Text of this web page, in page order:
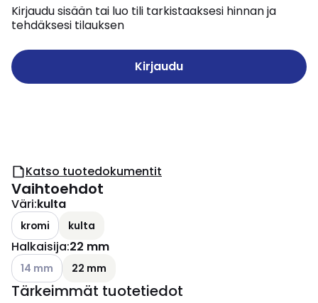
Kirjaudu sisään tai luo tili tarkistaaksesi hinnan ja
tehdäksesi tilauksen
Kirjaudu
Katso tuotedokumentit
Vaihtoehdot
Väri:kulta
kromi kulta
Halkaisija:22 mm
Katso käytettävissä olevat vaihtoehdot
14 mm 22 mm
Tärkeimmät tuotetiedot